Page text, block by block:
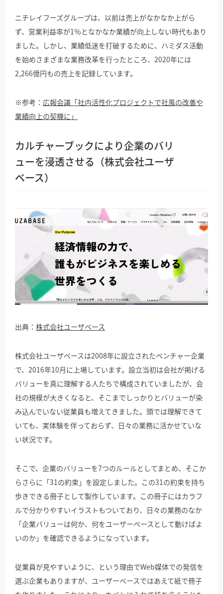
ニチレイフーズグループは、以前は売上がなかなか上がら
ず、営業利益率が1％となかなか業績が向上しない時代もあり
ました。しかし、業績低迷を打破するために、ハミダス活動
を始めさまざまな業務改革を行ったところ、2020年には
2,266億円もの売上を記録しています。
※参考： 広報会議「社内活性化プロジェクトで社風の改善や
業績向上の契機に」
カルチャーブックにより企業のバリ
ューを浸透させる（株式会社ユーザ
ベース）
出典： 株式会社ユーザベース
株式会社ユーザベースは2008年に設立されたベンチャー企業
で、2016年10月に上場しています。設立当初は会社が掲げる
バリューを真に理解する人たちで構成されていましたが、会
社の規模が大きくなると、そこまでしっかりとバリューが染
み込んでいない従業員も増えてきました。頭では理解できて
いても、実体験を伴っておらず、日々の業務に活かせていな
い状況です。
そこで、企業のバリューを7つのルールとしてまとめ、そこか
らさらに「31の約束」を設定しました。この31の約束を持ち
歩きできる冊子として製作しています。この冊子にはカラフ
ルで分かりやすいイラストもついており、日々の業務のなか
「企業バリューは何か、何をユーザーベースとして動けばよ
いのか」を確認できるようになっています。
従業員が見やすいように、という理由でWeb媒体での発信を
選ぶ企業もありますが、ユーザーベースではあえて紙で冊子